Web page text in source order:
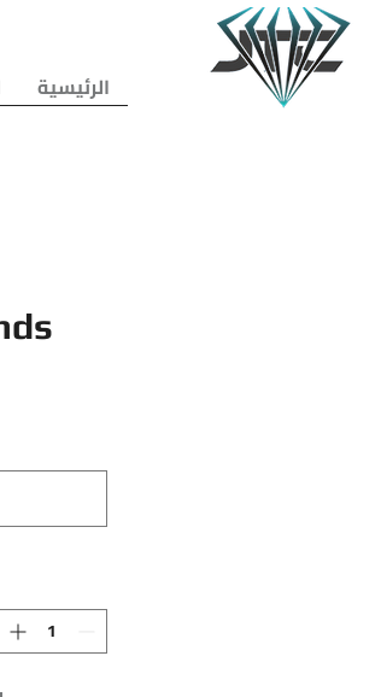
الرئيسية